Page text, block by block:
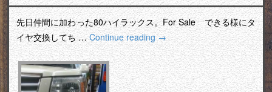
先日仲間に加わった80ハイラックス。For Sale できる様にタ
イヤ交換してち …Continue reading→